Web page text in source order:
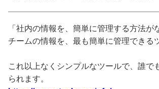
「社内の情報を、簡単に管理する方法が
チームの情報を、最も簡単に管理できる
これ以上なくシンプルなツールで、誰で
られます。